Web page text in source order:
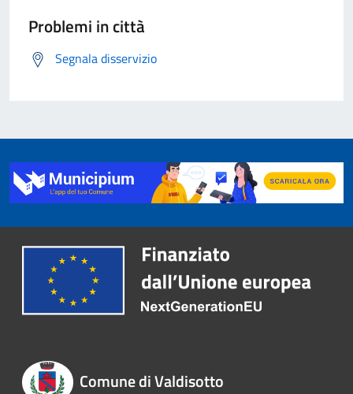
Problemi in città
Segnala disservizio
Comune di Valdisotto